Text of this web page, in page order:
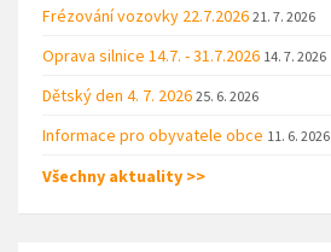
Frézování vozovky 22.7.2026 21. 7. 2026
Oprava silnice 14.7. - 31.7.2026 14. 7. 2026
Dětský den 4. 7. 2026 25. 6. 2026
Informace pro obyvatele obce 11. 6. 2026
Všechny aktuality >>